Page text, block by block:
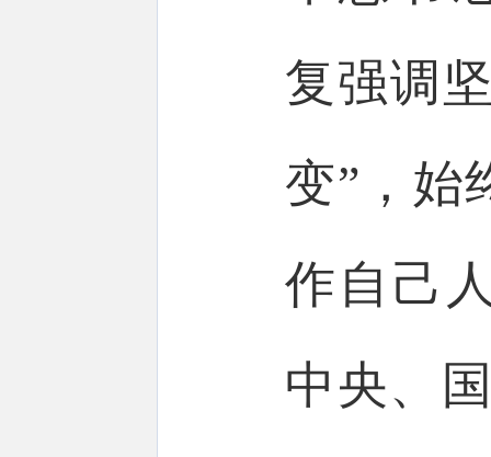
复强调
变”，始
作自己
中央、